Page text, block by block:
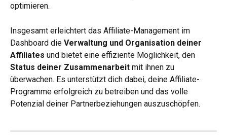
optimieren.
Insgesamt erleichtert das Affiliate-Management im
Dashboard die Verwaltung und Organisation deiner
Affiliates und bietet eine effiziente Möglichkeit, den
Status deiner Zusammenarbeit mit ihnen zu
überwachen. Es unterstützt dich dabei, deine Affiliate-
Programme erfolgreich zu betreiben und das volle
Potenzial deiner Partnerbeziehungen auszuschöpfen.